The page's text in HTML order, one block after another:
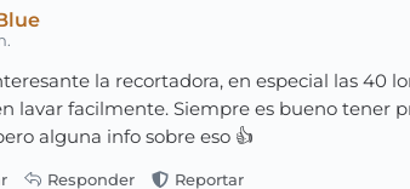
la recortadora, en especial las 40
lavar facilmente. Siempre es bueno tener
alguna info sobre eso 👍